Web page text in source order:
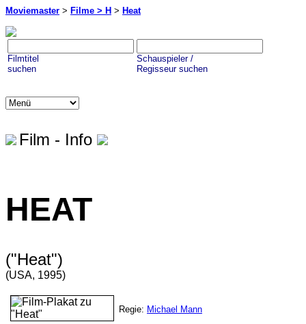
Moviemaster > Filme > H > Heat
Filmtitel
suchen
Schauspieler /
Regisseur suchen
Film - Info
HEAT
("Heat")
(USA, 1995)
Regie: Michael Mann